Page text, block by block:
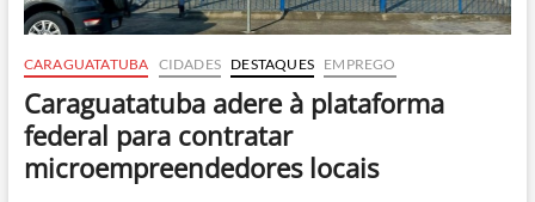
CARAGUATATUBA CIDADES DESTAQUES EMPREGO
Caraguatatuba adere à plataforma
federal para contratar
microempreendedores locais